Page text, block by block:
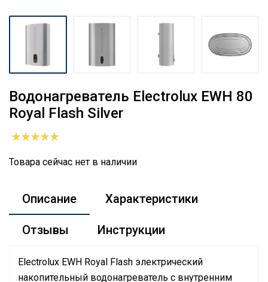
Водонагреватель Electrolux EWH 80
Royal Flash Silver
Товара сейчас нет в наличии
Описание Характеристики
Отзывы Инструкции
Electrolux EWH Royal Flash электрический
накопительный водонагреватель с внутренним